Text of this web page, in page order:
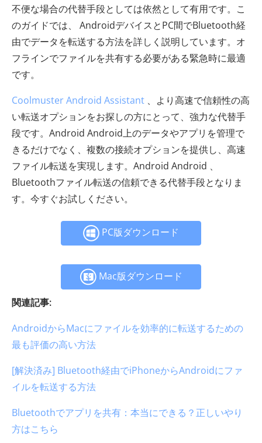
不便な場合の代替手段としては依然として有用です。こ
のガイドでは、 AndroidデバイスとPC間でBluetooth経
由でデータを転送する方法を詳しく説明しています。オ
フラインでファイルを共有する必要がある緊急時に最適
です。
Coolmuster Android Assistant 、より高速で信頼性の高
い転送オプションをお探しの方にとって、強力な代替手
段です。Android Android上のデータやアプリを管理で
きるだけでなく、複数の接続オプションを提供し、高速
ファイル転送を実現します。Android Android 、
Bluetoothファイル転送の信頼できる代替手段となりま
す。今すぐお試しください。
PC版ダウンロード
Mac版ダウンロード
関連記事:
AndroidからMacにファイルを効率的に転送するための
最も評価の高い方法
[解決済み] Bluetooth経由でiPhoneからAndroidにファ
イルを転送する方法
Bluetoothでアプリを共有：本当にできる？正しいやり
方はこちら